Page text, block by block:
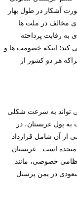
آشکار در طول بهار
مخالف در ملت ها
به رقابت پرداخته
کند؛ اینکه خصومت ها و
هر دو کشور از
تواند به سرعت شکلی
به پول عربستان، در
از آن شامل قرارداد
متحده است. عربستان
خصوصی، مانند
در یمن پرسنل